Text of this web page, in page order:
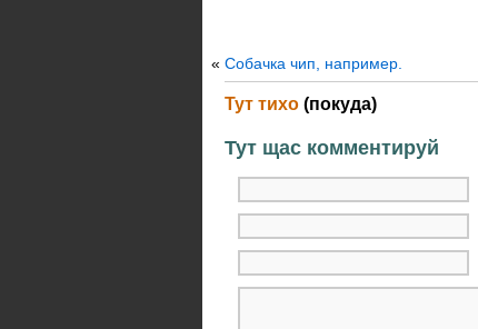
« Собачка чип, например.
Тут тихо (покуда)
Тут щас комментируй